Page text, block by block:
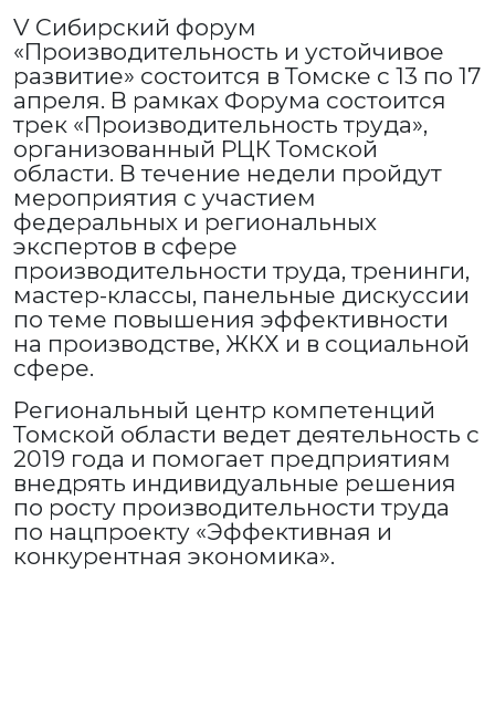
V Сибирский форум
«Производительность и устойчивое
развитие» состоится в Томске с 13 по 17
апреля. В рамках Форума состоится
трек «Производительность труда»,
организованный РЦК Томской
области. В течение недели пройдут
мероприятия с участием
федеральных и региональных
экспертов в сфере
производительности труда, тренинги,
мастер-классы, панельные дискуссии
по теме повышения эффективности
на производстве, ЖКХ и в социальной
сфере.
Региональный центр компетенций
Томской области ведет деятельность с
2019 года и помогает предприятиям
внедрять индивидуальные решения
по росту производительности труда
по нацпроекту «Эффективная и
конкурентная экономика».